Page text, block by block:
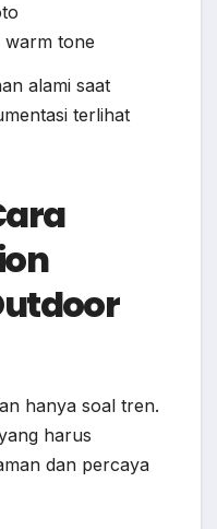
warm tone
alami saat
terlihat
hanya soal tren.
harus
dan percaya